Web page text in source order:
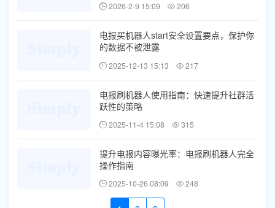
2026-2-9 15:09 206
电报买机器人start安全设置要点，保护你
的数据不被泄露
2025-12-13 15:13 217
电报刷机器人使用指南：快速提升社群活
跃性的策略
2025-11-4 15:08 315
提升电报内容曝光率：电报刷机器人完全
操作指南
2025-10-26 08:09 248